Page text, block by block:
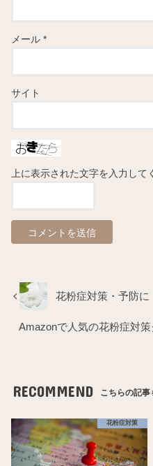
メール*
サイト
上に表示された文字を入力して
花粉症対策・予防に
Amazonで人気の花粉症対
RECOMMEND こちらの記事
花粉症対策